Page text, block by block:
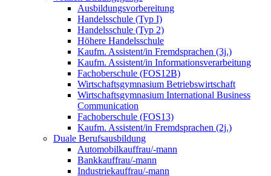
Ausbildungsvorbereitung
Handelsschule (Typ I)
Handelsschule (Typ 2)
Höhere Handelsschule
Kaufm. Assistent/in­ Fremdsprachen (3j.)
Kaufm. Assistent/in Informationsverarbeitung
Fachoberschule (FOS12B)
Wirtschaftsgymnasium Betriebswirtschaft
Wirtschaftsgymnasium International Business
Communication
Fachoberschule (FOS13)
Kaufm. Assistent/in Fremdsprachen (2j.)
Duale Berufsausbildung
Automobilkauffrau/-mann
Bankkauffrau/-mann
Industriekauffrau/-mann